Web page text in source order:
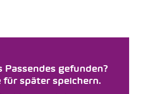
Passendes gefunden?
für später speichern.